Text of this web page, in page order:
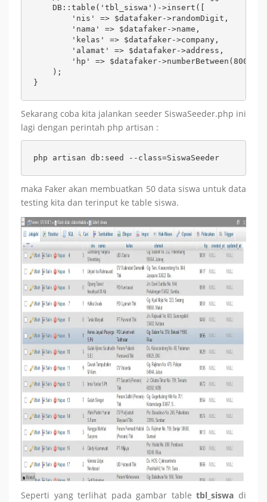
    DB::table('tbl_siswa')->insert([
        'nis' => $datafaker->randomDigit,
        'nama' => $datafaker->name,
        'kelas' => $datafaker->company,
        'alamat' => $datafaker->address,
'hp' => $datafaker-
    );
}
Sekarang coba kita jalankan seeder SiswaSeeder.php ini
lagi dengan perintah php artisan :
php artisan db:seed --class=SiswaSeeder
maka Faker akan membuatkan 50 data siswa untuk data
testing kita dan terinput ke table siswa.
Seperti yang terlihat pada gambar tabletbl_siswa di